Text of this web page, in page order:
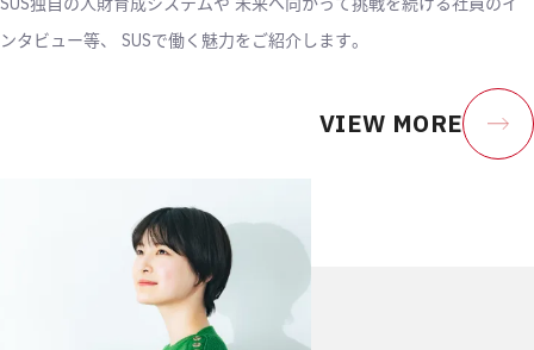
ンタビュー等、
SUSで働く魅力をご紹介します。
VIEW MORE